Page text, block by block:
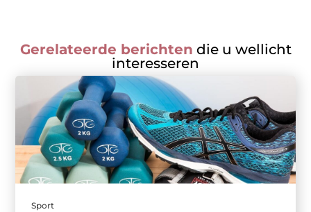
Gerelateerde berichten die u wellicht
interesseren
Sport